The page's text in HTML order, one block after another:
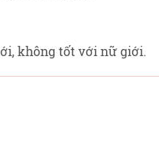
không tốt với nữ giới.